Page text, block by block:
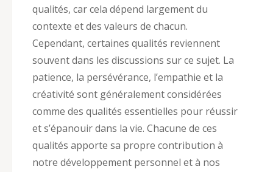
qualités, car cela dépend largement du
contexte et des valeurs de chacun.
Cependant, certaines qualités reviennent
souvent dans les discussions sur ce sujet. La
patience, la persévérance, l’empathie et la
créativité sont généralement considérées
comme des qualités essentielles pour réussir
et s’épanouir dans la vie. Chacune de ces
qualités apporte sa propre contribution à
notre développement personnel et à nos